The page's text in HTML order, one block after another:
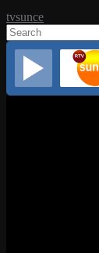
tvsunce